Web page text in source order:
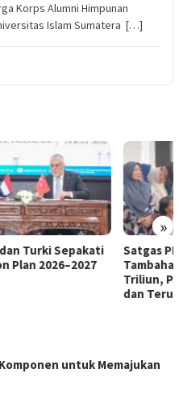
Korps Alumni Himpunan
Islam Sumatera […]
»
Satgas PRR Pacu Realisasi
Tambahan TKD Aceh Rp1,65
Triliun, Pastikan Transparan
Komponen untuk Memajukan